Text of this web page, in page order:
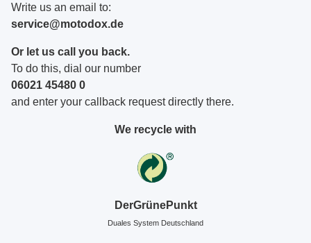
Write us an email to:
service@motodox.de
Or let us call you back.
To do this, dial our number
06021 45480 0
and enter your callback request directly there.
We recycle with
DerGrünePunkt
Duales System Deutschland